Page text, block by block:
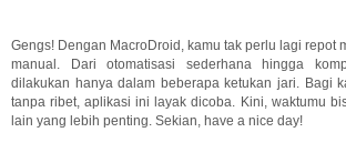
Gengs! Dengan MacroDroid, kamu tak perlu lagi repot
manual. Dari otomatisasi sederhana hingga
dilakukan hanya dalam beberapa ketukan jari. Bagi
tanpa ribet, aplikasi ini layak dicoba. Kini, waktumu
lain yang lebih penting. Sekian, have a nice day!